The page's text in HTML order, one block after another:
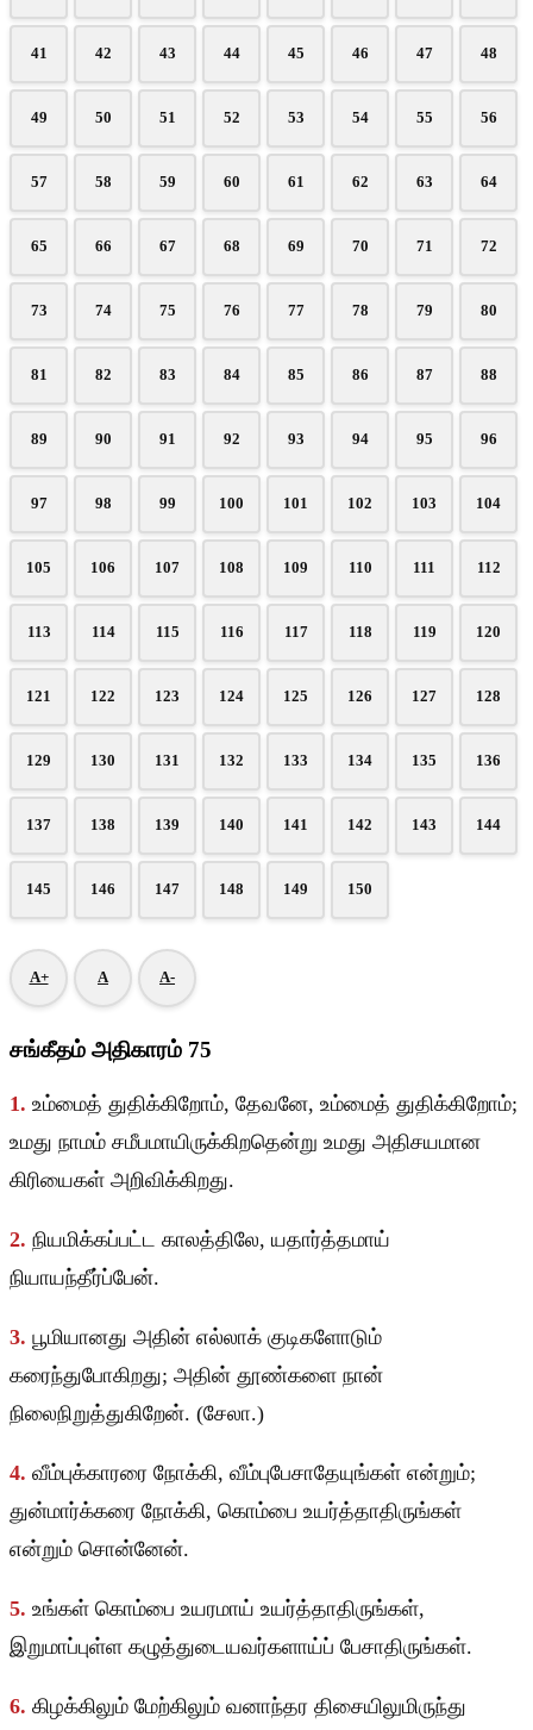
41 42 43 44 45 46 47 48
49 50 51 52 53 54 55 56
57 58 59 60 61 62 63 64
65 66 67 68 69 70 71 72
73 74 75 76 77 78 79 80
81 82 83 84 85 86 87 88
89 90 91 92 93 94 95 96
97 98 99 100 101 102 103 104
105 106 107 108 109 110 111 112
113 114 115 116 117 118 119 120
121 122 123 124 125 126 127 128
129 130 131 132 133 134 135 136
137 138 139 140 141 142 143 144
145 146 147 148 149 150
A+ A A-
சங்கீதம் அதிகாரம் 75
1. உம்மைத் துதிக்கிறோம், தேவனே, உம்மைத் துதிக்கிறோம்;
உமது நாமம் சமீபமாயிருக்கிறதென்று உமது அதிசயமான
கிரியைகள் அறிவிக்கிறது.
2. நியமிக்கப்பட்ட காலத்திலே, யதார்த்தமாய்
நியாயந்தீர்ப்பேன்.
3. பூமியானது அதின் எல்லாக் குடிகளோடும்
கரைந்துபோகிறது; அதின் தூண்களை நான்
நிலைநிறுத்துகிறேன். (சேலா.)
4. வீம்புக்காரரை நோக்கி, வீம்புபேசாதேயுங்கள் என்றும்;
துன்மார்க்கரை நோக்கி, கொம்பை உயர்த்தாதிருங்கள்
என்றும் சொன்னேன்.
5. உங்கள் கொம்பை உயரமாய் உயர்த்தாதிருங்கள்,
இறுமாப்புள்ள கழுத்துடையவர்களாய்ப் பேசாதிருங்கள்.
6. கிழக்கிலும் மேற்கிலும் வனாந்தர திசையிலுமிருந்து